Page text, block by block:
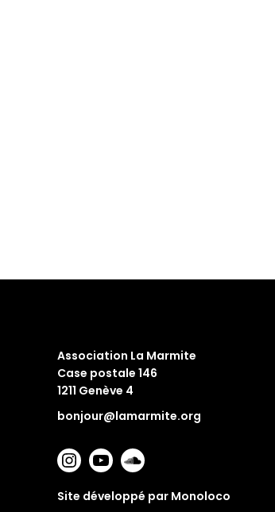
Association La Marmite
Case postale 146
1211 Genève 4
bonjour@lamarmite.org
Site développé par Monoloco